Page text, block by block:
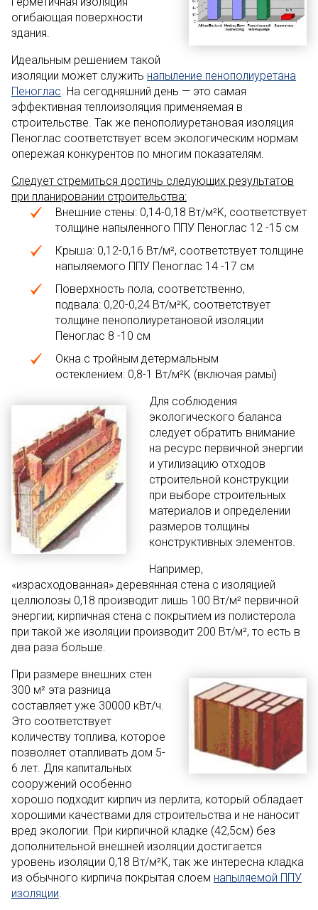
огибающая поверхности
здания.
Идеальным решением такой
изоляции может служить напыление пенополиуретана
Пеноглас. На сегодняшний день — это самая
эффективная теплоизоляция применяемая в
строительстве. Так же пенополиуретановая изоляция
Пеноглас соответствует всем экологическим нормам
опережая конкурентов по многим показателям.
Следует стремиться достичь следующих результатов
при планировании строительства:
Внешние стены: 0,14-0,18 Вт/м²K, соответствует
толщине напыленного ППУ Пеноглас 12 -15 см
Крыша: 0,12-0,16 Вт/м², соответствует толщине
напыляемого ППУ Пеноглас 14 -17 см
Поверхность пола, соответственно,
подвала: 0,20-0,24 Вт/м²K, соответствует
толщине пенополиуретановой изоляции
Пеноглас 8 -10 см
Окна с тройным детермальным
остеклением: 0,8-1 Вт/м²K (включая рамы)
Для соблюдения
экологического баланса
следует обратить внимание
на ресурс первичной энергии
и утилизацию отходов
строительной конструкции
при выборе строительных
материалов и определении
размеров толщины
конструктивных элементов.
Например,
«израсходованная» деревянная стена с изоляцией
целлюлозы 0,18 производит лишь 100 Вт/м² первичной
энергии; кирпичная стена с покрытием из полистерола
при такой же изоляции производит 200 Вт/м², то есть в
два раза больше.
При размере внешних стен
300 м² эта разница
составляет уже 30000 кВт/ч.
Это соответствует
количеству топлива, которое
позволяет отапливать дом 5-
6 лет. Для капитальных
сооружений особенно
хорошо подходит кирпич из перлита, который обладает
хорошими качествами для строительства и не наносит
вред экологии. При кирпичной кладке (42,5см) без
дополнительной внешней изоляции достигается
уровень изоляции 0,18 Вт/м²K, так же интересна кладка
из обычного кирпича покрытая слоем напыляемой ППУ
изоляции.